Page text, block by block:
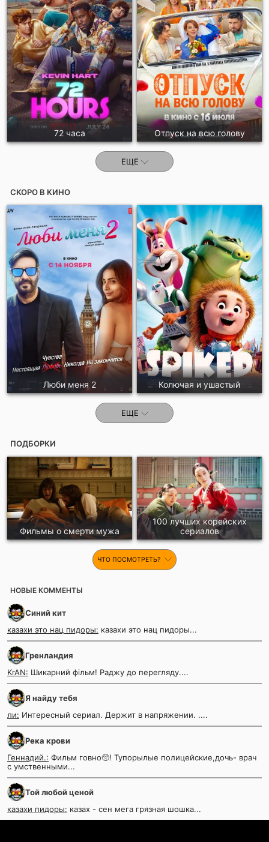
Отправить!
72 часа Отпуск на всю голову
ЕЩЕ
СКОРО В КИНО
Люби меня 2 Колючая и ушастый
ЕЩЕ
ПОДБОРКИ
Фильмы о смерти мужа
100 лучших корейских
сериалов
ЧТО ПОСМОТРЕТЬ?
НОВЫЕ КОММЕНТЫ
Синий кит
казахи это нац пидоры: казахи это нац пидоры...
Гренландия
KrAN: Шикарний фільм! Раджу до перегляду....
Я найду тебя
ли: Интересный сериал. Держит в напряжении. ....
Река крови
Геннадий.: Фильм говно🥺! Тупорылые полицейские,дочь- врач
с умственными...
Той любой ценой
казахи пидоры: казах - сен мега грязная шошка...